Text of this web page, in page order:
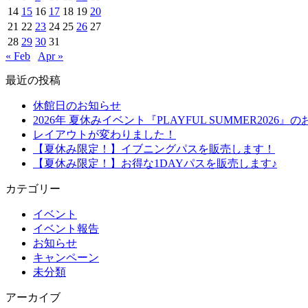
14 15 16 17 18 19 20
21 22 23 24 25 26 27
28 29 30 31
« Feb
Apr »
最近の投稿
休館日のお知らせ
2026年 夏休みイベント『PLAYFUL SUMMER2026』の
レイアウトが変わりました！
【夏休み限定！】イブニングパスを販売します！
【夏休み限定！】お得な1DAYパスを販売します♪
カテゴリー
イベント
イベント報告
お知らせ
キャンペーン
未分類
アーカイブ